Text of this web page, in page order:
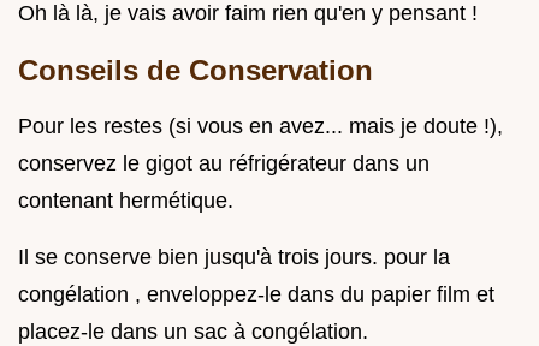
Oh là là, je vais avoir faim rien qu'en y pensant !
Conseils de Conservation
Pour les restes (si vous en avez... mais je doute !),
conservez le gigot au réfrigérateur dans un
contenant hermétique.
Il se conserve bien jusqu'à trois jours. pour la
congélation , enveloppez-le dans du papier film et
placez-le dans un sac à congélation.